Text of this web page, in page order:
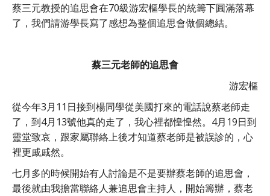
蔡三元教授的追思會在70級游宏樞學長的統籌下圓滿落幕
了，我們請游學長寫了感想為整個追思會做個總結。
蔡三元老師的追思會
游宏樞
從今年3月11日接到楊同學從美國打來的電話說蔡老師走
了，到4月13號他真的走了，我心裡都惶惶然。4月19日到
靈堂致哀，跟家屬聯絡上後才知道蔡老師是被誤診的，心
裡更戚戚然。
七月多的時候開始有人討論是不是要辦蔡老師的追思會，
最後就由我擔當聯絡人兼追思會主持人，開始籌辦，蔡老